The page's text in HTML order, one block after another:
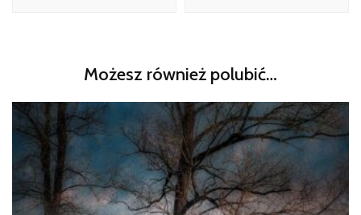
Możesz również polubić…